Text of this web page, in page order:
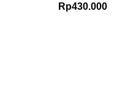
Rp430.000